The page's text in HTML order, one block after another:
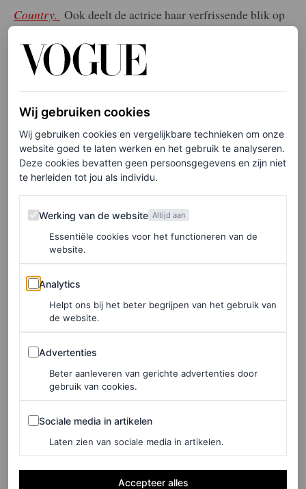
Country. Ook deelt de actrice haar verfrissende blik op
hoeft geen kinderen te krijgen”, vertelt Hayek. “Elke
vrouw heeft een moederinstinct in zich. En ik denk dat
levend wezen. Zorg voor een dier of een plant. Je
verantwoordelijk voelen helpt je ontwikkelen als mens.”
Wij gebruiken cookies
Wij gebruiken cookies en vergelijkbare technieken om onze
website goed te laten werken en het gebruik te analyseren.
Deze cookies bevatten geen persoonsgegevens en zijn niet
te herleiden tot jou als individu.
Werking van de website
Werking van de website Altijd aan
Essentiële cookies voor het functioneren van de
website.
Analytics
Analytics
Helpt ons bij het beter begrijpen van het gebruik van
de website.
Advertenties
Advertenties
Beter aanleveren van gerichte advertenties door
gebruik van cookies.
Sociale media in artikelen
Sociale media in artikelen
Laten zien van sociale media in artikelen.
Accepteer alles